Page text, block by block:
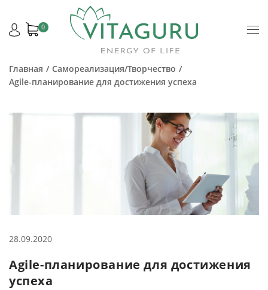
0
Главная
Самореализация/Творчество
Agile-планирование для достижения успеха
28.09.2020
Agile-планирование для достижения
успеха